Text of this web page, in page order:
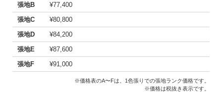
張地B
¥77,400
張地C
¥80,800
張地D
¥84,200
張地E
¥87,600
張地F
¥91,000
※価格表のA〜Fは、1色張りでの張地ランク価格です。
※価格は税抜き表示です。